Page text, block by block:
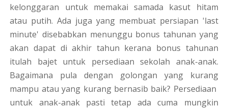
kelonggaran untuk memakai samada kasut hitam
atau putih. Ada juga yang membuat persiapan 'last
minute' disebabkan menunggu bonus tahunan yang
akan dapat di akhir tahun kerana bonus tahunan
itulah bajet untuk persediaan sekolah anak-anak.
Bagaimana pula dengan golongan yang kurang
mampu atau yang kurang bernasib baik? Persediaan
untuk anak-anak pasti tetap ada cuma mungkin